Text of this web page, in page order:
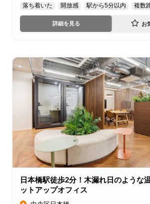
落ち着いた
開放感 駅から5分以内 複数
詳細を見る
日本橋駅徒歩2分！木漏れ日のような
ットアップオフィス